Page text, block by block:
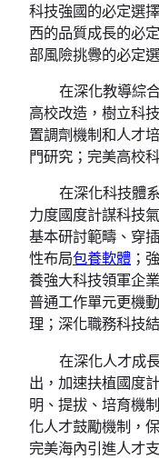
科技強國的必定選
西的品質成長的必
部風險挑釁的必定
在深化教導綜
高校改造，樹立科
置調劑機制和人才培
門研究；完美高校
在深化科技體
力度國度計謀科技
基本研討範疇、穿
性布局包養軟體 ；
養強大科技領軍企
普通工作單元更機
理；深化職務科技
在深化人才成
出，加速扶植國度
明、提拔、培育機
化人才鼓勵機制，
完美海內引進人才